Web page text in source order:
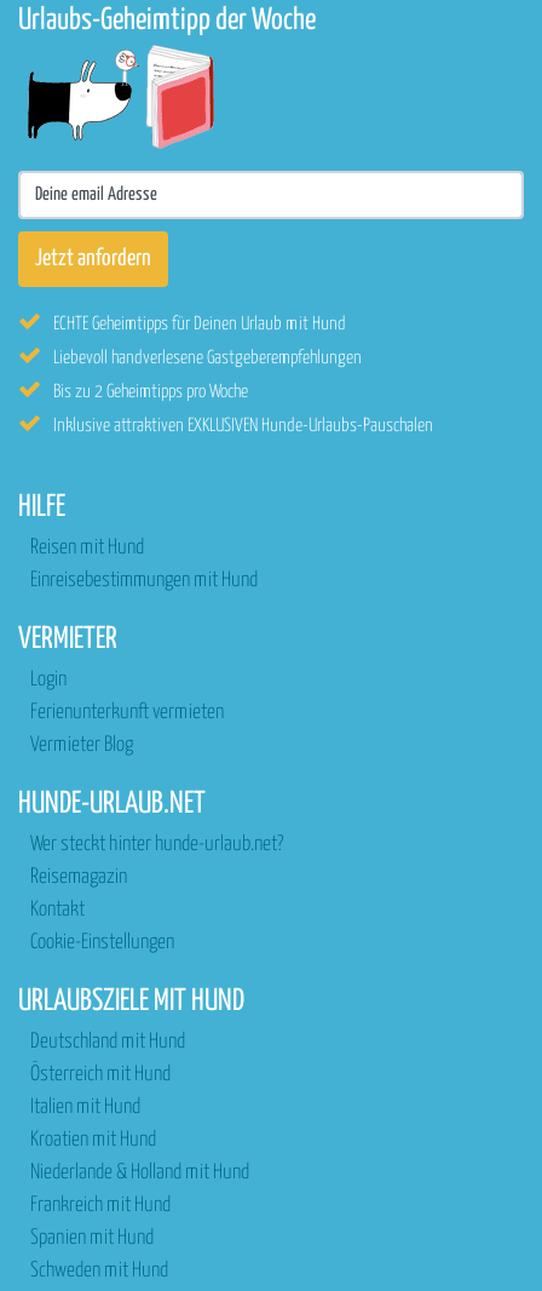
Urlaubs-Geheimtipp der Woche
ECHTE Geheimtipps für Deinen Urlaub mit Hund
Liebevoll handverlesene Gastgeberempfehlungen
Bis zu 2 Geheimtipps pro Woche
Inklusive attraktiven EXKLUSIVEN Hunde-Urlaubs-Pauschalen
HILFE
Reisen mit Hund
Einreisebestimmungen mit Hund
VERMIETER
Login
Ferienunterkunft vermieten
Vermieter Blog
HUNDE-URLAUB.NET
Wer steckt hinter hunde-urlaub.net?
Reisemagazin
Kontakt
Cookie-Einstellungen
URLAUBSZIELE MIT HUND
Deutschland mit Hund
Österreich mit Hund
Italien mit Hund
Kroatien mit Hund
Niederlande & Holland mit Hund
Frankreich mit Hund
Spanien mit Hund
Schweden mit Hund